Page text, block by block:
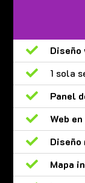

Diseño

1 sola

Panel

Web

Diseño

Mapa